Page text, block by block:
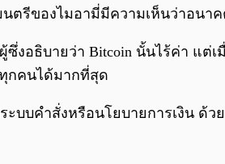
ตรีของไมอามี่มีความเห็นว่าอน
ซึ่งอธิบายว่า Bitcoin นั้นไร้ค่า แ
กคนได้มากที่สุด
บบคำสั่งหรือนโยบายการเงิน ด้